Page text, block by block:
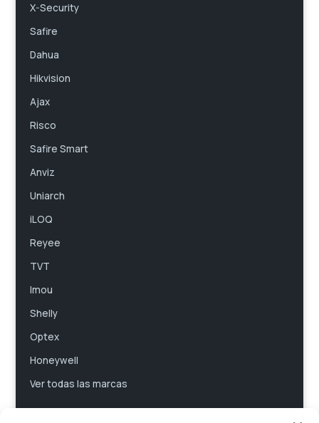
X-Security
Safire
Dahua
Hikvision
Ajax
Risco
Safire Smart
Anviz
Uniarch
iLOQ
Reyee
TVT
Imou
Shelly
Optex
Honeywell
Ver todas las marcas